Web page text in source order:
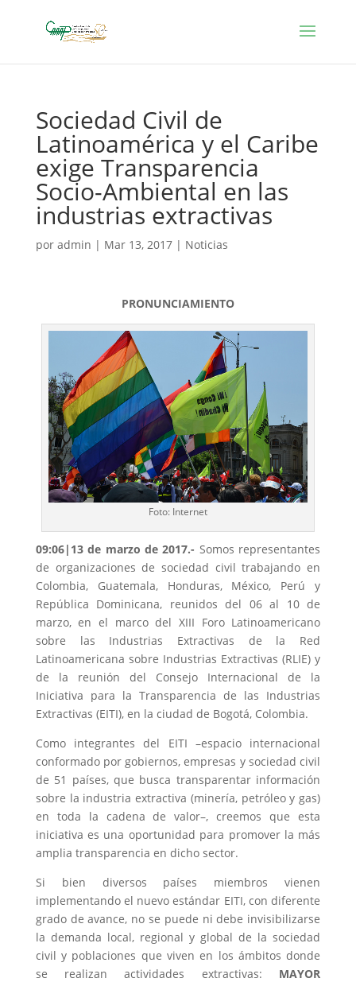
Sociedad Civil de
Latinoamérica y el Caribe
exige Transparencia
Socio-Ambiental en las
industrias extractivas
por admin | Mar 13, 2017| Noticias
PRONUNCIAMIENTO
Foto: Internet
09:06|13 de marzo de 2017.- Somos representantes
de organizaciones de sociedad civil trabajando en
Colombia, Guatemala, Honduras, México, Perú y
República Dominicana, reunidos del 06 al 10 de
marzo, en el marco del XIII Foro Latinoamericano
sobre las Industrias Extractivas de la Red
Latinoamericana sobre Industrias Extractivas (RLIE) y
de la reunión del Consejo Internacional de la
Iniciativa para la Transparencia de las Industrias
Extractivas (EITI), en la ciudad de Bogotá, Colombia.
Como integrantes del EITI –espacio internacional
conformado por gobiernos, empresas y sociedad civil
de 51 países, que busca transparentar información
sobre la industria extractiva (minería, petróleo y gas)
en toda la cadena de valor–, creemos que esta
iniciativa es una oportunidad para promover la más
amplia transparencia en dicho sector.
Si bien diversos países miembros vienen
implementando el nuevo estándar EITI, con diferente
grado de avance, no se puede ni debe invisibilizarse
la demanda local, regional y global de la sociedad
civil y poblaciones que viven en los ámbitos donde
se realizan actividades extractivas: MAYOR